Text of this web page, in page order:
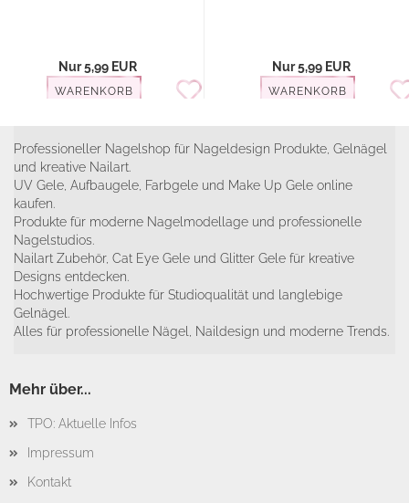
Nur 5,99 EUR
WARENKORB
Nur 5,99 EUR
WARENKORB
Professioneller Nagelshop für Nageldesign Produkte, Gelnägel
und kreative Nailart.
UV Gele, Aufbaugele, Farbgele und Make Up Gele online
kaufen.
Produkte für moderne Nagelmodellage und professionelle
Nagelstudios.
Nailart Zubehör, Cat Eye Gele und Glitter Gele für kreative
Designs entdecken.
Hochwertige Produkte für Studioqualität und langlebige
Gelnägel.
Alles für professionelle Nägel, Naildesign und moderne Trends.
Mehr über...
TPO: Aktuelle Infos
Impressum
Kontakt